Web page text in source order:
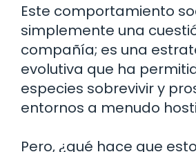
Este comportamiento
simplemente una
compañía; es una
evolutiva que ha
especies sobrevivir y
entornos a menudo
Pero, ¿qué hace que